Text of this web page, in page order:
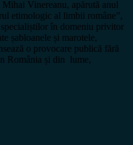
Vinereanu, apărută anul
etimologic al limbii române”,
specialiștilor în domeniu privitor
șabloanele și marotele,
o provocare publică fără
România și din lume,